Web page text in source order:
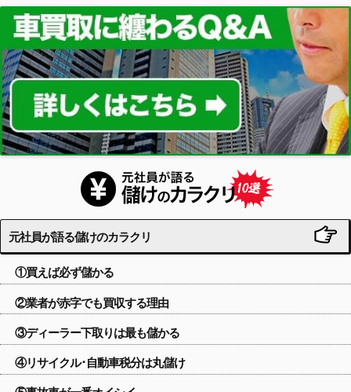
元社員が語る儲けのカラクリ
①買えば必ず儲かる
②業者が赤字でも買収する理由
③ディーラー下取りは最も儲かる
④リサイクル･自動車税分は丸儲け